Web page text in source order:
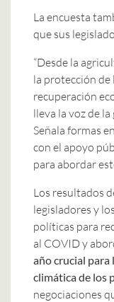
La encuesta
que sus
“Desde la
la protección de
recuperación
lleva la voz de
Señala formas
con el apoyo
para abordar
Los resultados
legisladores y
políticas para
al COVID y
año crucial para
climática de los
negociaciones